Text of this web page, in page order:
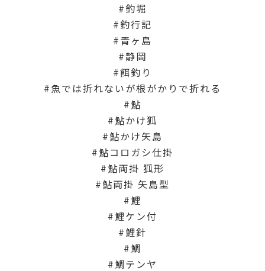
釣堀
釣行記
青ヶ島
静岡
餌釣り
魚では折れないが根がかりで折れる
鮎
鮎かけ狐
鮎かけ矢島
鮎コロガシ仕掛
鮎両掛 狐形
鮎両掛 矢島型
鯉
鯉ケン付
鯉針
鯛
鯛テンヤ